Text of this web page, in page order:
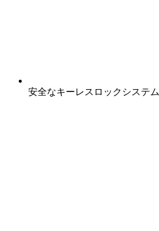
安全なキーレスロックシステム